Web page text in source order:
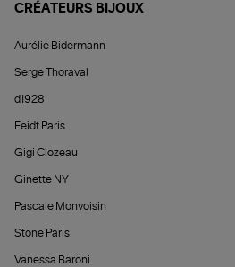
CRÉATEURS BIJOUX
Aurélie Bidermann
Serge Thoraval
d1928
Feidt Paris
Gigi Clozeau
Ginette NY
Pascale Monvoisin
Stone Paris
Vanessa Baroni